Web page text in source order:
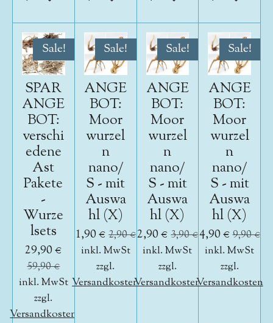
Sale!
SPAR
ANGE
BOT:
verschi
edene
Ast
Pakete
-
Wurze
lsets
29,90 €
59,90 €
inkl. MwSt
zzgl.
Versandkosten
Sale!
ANGE
BOT:
Moor
wurzel
n
nano/
S - mit
Auswa
hl (X)
1,90 € 2,90 €
inkl. MwSt
zzgl.
Versandkosten
Sale!
ANGE
BOT:
Moor
wurzel
n
nano/
S - mit
Auswa
hl (X)
2,90 € 3,90 €
inkl. MwSt
zzgl.
Versandkosten
Sale!
ANGE
BOT:
Moor
wurzel
n
nano/
S - mit
Auswa
hl (X)
4,90 €9,90 €
inkl. MwSt
zzgl.
Versandkosten